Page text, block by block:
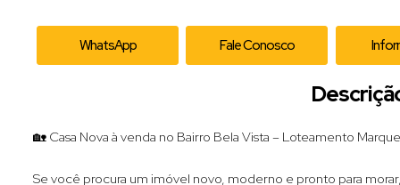
WhatsApp Fale Conosco
🏡 Casa Nova à venda no Bairro Bela Vista – Loteamento
Se você procura um imóvel novo, moderno e pronto para